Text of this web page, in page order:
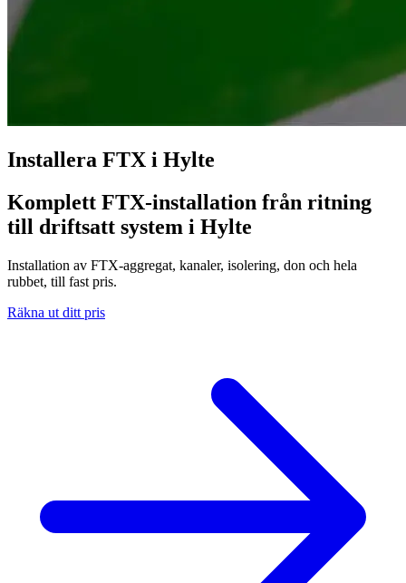
Installera FTX i Hylte
Komplett FTX-installation från ritning
till driftsatt system i Hylte
Installation av FTX-aggregat, kanaler, isolering, don och hela
rubbet, till fast pris.
Räkna ut ditt pris